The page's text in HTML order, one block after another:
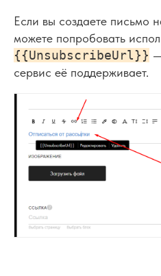
Если вы создаете письмо
можете попробовать
{{UnsubscribeUrl}}
сервис её поддерживает.